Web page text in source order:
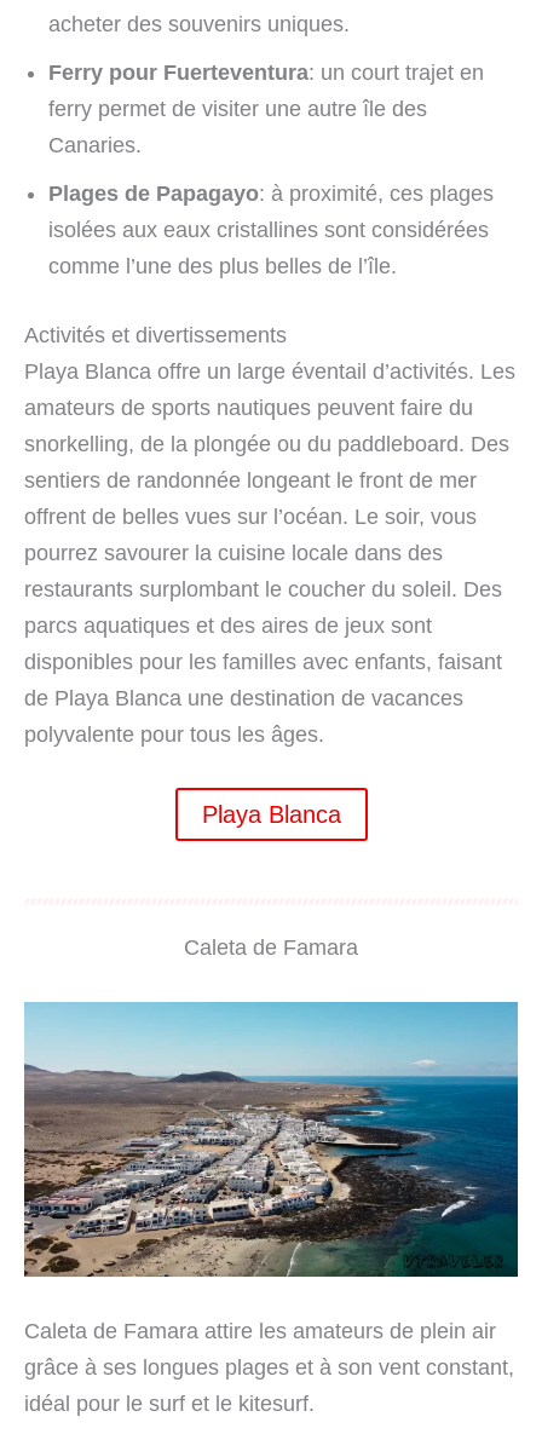
acheter des souvenirs uniques.
Ferry pour Fuerteventura: un court trajet en
ferry permet de visiter une autre île des
Canaries.
Plages de Papagayo: à proximité, ces plages
isolées aux eaux cristallines sont considérées
comme l’une des plus belles de l’île.
Activités et divertissements
Playa Blanca offre un large éventail d’activités. Les
amateurs de sports nautiques peuvent faire du
snorkelling, de la plongée ou du paddleboard. Des
sentiers de randonnée longeant le front de mer
offrent de belles vues sur l’océan. Le soir, vous
pourrez savourer la cuisine locale dans des
restaurants surplombant le coucher du soleil. Des
parcs aquatiques et des aires de jeux sont
disponibles pour les familles avec enfants, faisant
de Playa Blanca une destination de vacances
polyvalente pour tous les âges.
Playa Blanca
Caleta de Famara
Caleta de Famara attire les amateurs de plein air
grâce à ses longues plages et à son vent constant,
idéal pour le surf et le kitesurf.